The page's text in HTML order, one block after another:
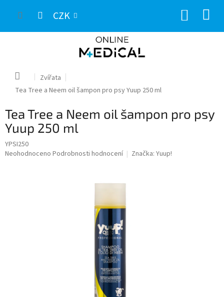
CZK
Domů
Zvířata
Tea Tree a Neem oil šampon pro psy Yuup 250 ml
Tea Tree a Neem oil šampon pro psy
Yuup 250 ml
YPSI250
Průměrné
Neohodnoceno Podrobnosti hodnocení Značka: Yuup!